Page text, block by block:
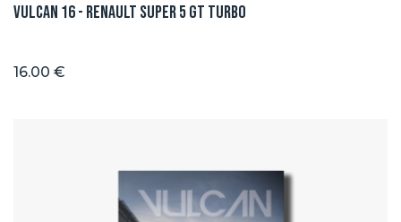
Vulcan 16 - Renault Super 5 GT TURBO
16.00 €